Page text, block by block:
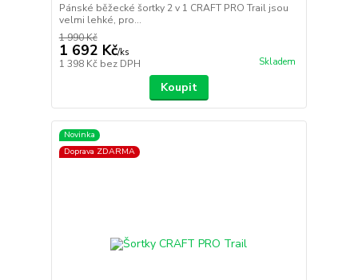
Pánské běžecké šortky 2 v 1 CRAFT PRO Trail jsou
velmi lehké, pro...
1 990 Kč
1 692 Kč/ks
1 398 Kč bez DPH Skladem
Koupit
Novinka
Doprava ZDARMA